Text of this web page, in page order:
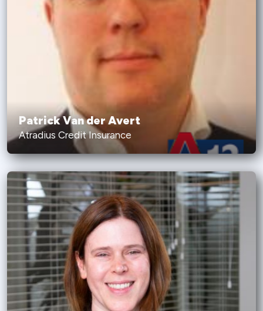
Patrick Van der Avert
Atradius Credit Insurance